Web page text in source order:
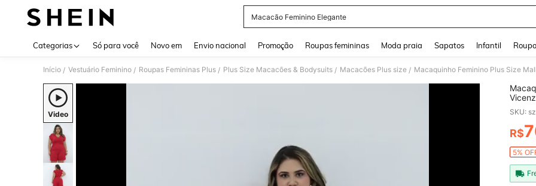
Macacão Feminino Elegante
Categorias Só para você Novo em Envio nacional Promoção Roupas femininas Moda praia Sapatos Infantil
Início / Vestuário Feminino / Roupas Femininas Plus / Plus Size Macacões & Bodysuits / Macacões Plus size / Macaquinho Feminino Plus Size
Video SKU:
R$
5%